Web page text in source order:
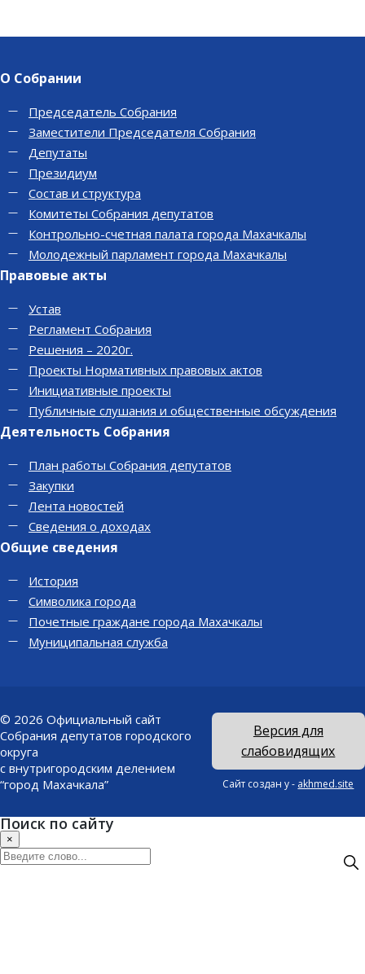
О Собрании
Председатель Собрания
Заместители Председателя Собрания
Депутаты
Президиум
Состав и структура
Комитеты Собрания депутатов
Контрольно-счетная палата города Махачкалы
Молодежный парламент города Махачкалы
Правовые акты
Устав
Регламент Собрания
Решения – 2020г.
Проекты Нормативных правовых актов
Инициативные проекты
Публичные слушания и общественные обсуждения
Деятельность Собрания
План работы Собрания депутатов
Закупки
Лента новостей
Сведения о доходах
Общие сведения
История
Символика города
Почетные граждане города Махачкалы
Муниципальная служба
© 2026 Официальный сайт
Собрания депутатов городского
округа
с внутригородским делением
“город Махачкала”
Версия для
слабовидящих
Сайт создан у - akhmed.site
Поиск по сайту
×